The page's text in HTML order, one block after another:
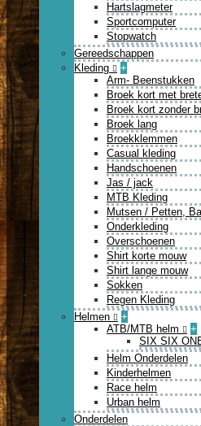
Hartslagmeter
Sportcomputer
Stopwatch
Gereedschappen
Kleding
+
Arm- Beenstukken
Broek kort met
Broek kort zonder
Broek lang
Broekklemmen
Casual kleding
Handschoenen
Jas / jack
MTB Kleding
Mutsen / Petten,
Onderkleding
Overschoenen
Shirt korte mouw
Shirt lange mouw
Sokken
Regen Kleding
Helmen
+
ATB/MTB helm
+
SIX SIX
Helm Onderdelen
Kinderhelmen
Race helm
Urban helm
Onderdelen